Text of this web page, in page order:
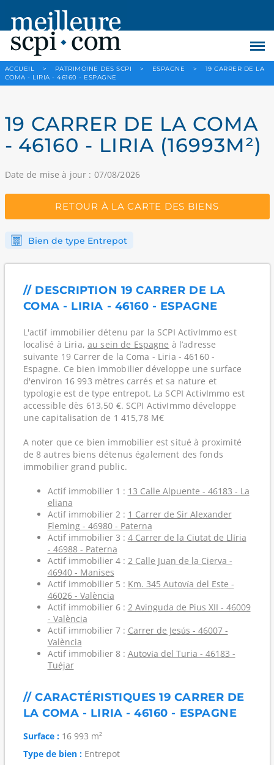
ACCUEIL > PATRIMOINE DES SCPI > ESPAGNE >
19 CARRER DE LA
COMA - LIRIA - 46160 - ESPAGNE
19 CARRER DE LA COMA
- 46160 - LIRIA (16993M²)
Date de mise à jour : 07/08/2026
RETOUR À LA CARTE DES BIENS
Bien de type Entrepot
// DESCRIPTION 19 CARRER DE LA
COMA - LIRIA - 46160 - ESPAGNE
L'actif immobilier détenu par la SCPI ActivImmo est
localisé à Liria,au sein de Espagne à l’adresse
suivante 19 Carrer de la Coma - Liria - 46160 -
Espagne. Ce bien immobilier développe une surface
d'environ 16 993 mètres carrés et sa nature et
typologie est de type entrepot. La SCPI ActivImmo est
accessible dès 613,50 €. SCPI ActivImmo développe
une capitalisation de 1 415,78 M€
A noter que ce bien immobilier est situé à proximité
de 8 autres biens détenus également des fonds
immobilier grand public.
Actif immobilier 1 : 13 Calle Alpuente - 46183 - La
eliana
Actif immobilier 2 : 1 Carrer de Sir Alexander
Fleming - 46980 - Paterna
Actif immobilier 3 : 4 Carrer de la Ciutat de Llíria
- 46988 - Paterna
Actif immobilier 4 : 2 Calle Juan de la Cierva -
46940 - Manises
Actif immobilier 5 : Km. 345 Autovía del Este -
46026 - València
Actif immobilier 6 : 2 Avinguda de Pius XII - 46009
- València
Actif immobilier 7 : Carrer de Jesús - 46007 -
València
Actif immobilier 8 : Autovía del Turia - 46183 -
Tuéjar
// CARACTÉRISTIQUES 19 CARRER DE
LA COMA - LIRIA - 46160 - ESPAGNE
Surface :16 993 m²
Type de bien :Entrepot